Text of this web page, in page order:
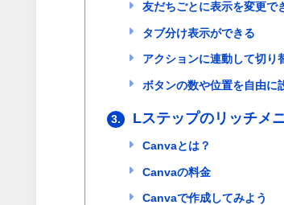
友だちごとに表示を変更で
タブ分け表示ができる
アクションに連動して切り
ボタンの数や位置を自由に
3. Lステップのリッチメ
Canvaとは？
Canvaの料金
Canvaで作成してみよう